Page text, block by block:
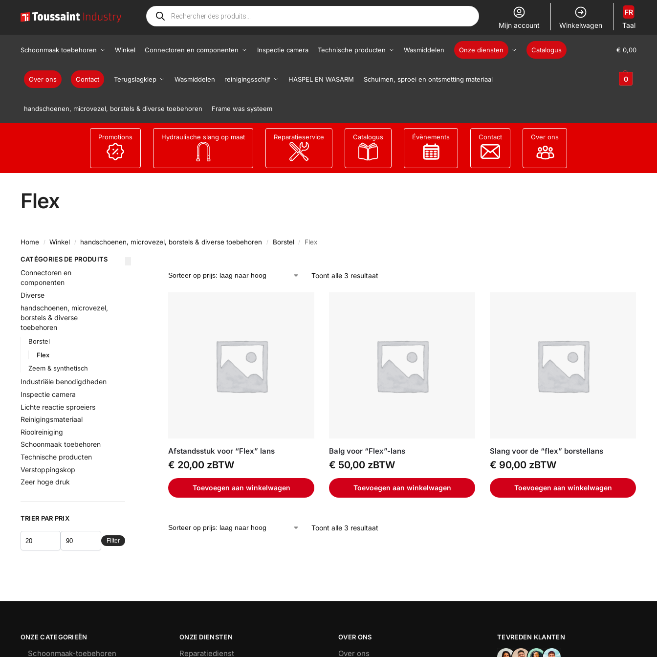
Mijn account Winkelwagen Taal
FR
Schoonmaak toebehoren Winkel Connectoren en componenten Inspectie camera Technische producten Wasmiddelen Onze diensten Catalogus
Over ons Contact Terugslagklep Wasmiddelen reinigingsschijf HASPEL EN WASARM Schuimen, sproei en ontsmetting materiaal
handschoenen, microvezel, borstels & diverse toebehoren Frame was systeem
€ 0,00
0
Promotions Hydraulische slang op maat Reparatieservice Catalogus Évènements Contact Over ons
Flex
Home / Winkel / handschoenen, microvezel, borstels & diverse toebehoren / Borstel / Flex
Toont alle 3 resultaat
Afstandsstuk voor “Flex” lans
€ 20,00 zBTW
Toevoegen aan winkelwagen
Balg voor “Flex”-lans
€ 50,00 zBTW
Toevoegen aan winkelwagen
Slang voor de “flex” borstellans
€ 90,00 zBTW
Toevoegen aan winkelwagen
Toont alle 3 resultaat
CATÉGORIES DE PRODUITS
Connectoren en
componenten
Diverse
handschoenen, microvezel,
borstels & diverse
toebehoren
Borstel
Flex
Zeem & synthetisch
Industriële benodigdheden
Inspectie camera
Lichte reactie sproeiers
Reinigingsmateriaal
Rioolreiniging
Schoonmaak toebehoren
Technische producten
Verstoppingskop
Zeer hoge druk
TRIER PAR PRIX
Filter
ONZE CATEGORIEËN
Schoonmaak-toebehoren
ONZE DIENSTEN
Reparatiedienst
OVER ONS
Over ons
TEVREDEN KLANTEN